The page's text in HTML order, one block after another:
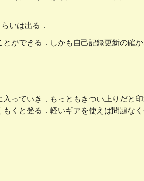
いは出る．
ができる．しかも自己記録更新の確か
っていき，もっともきつい上りだと
くと登る．軽いギアを使えば問題な